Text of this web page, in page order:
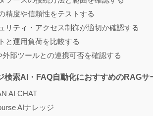
精度や信頼性をテストする
リティ・アクセス制御が適切か確認する
と運用負荷を比較する
外部ツールとの連携可否を確認する
検索AI・FAQ自動化におすすめのRAGサ
AI CHAT
AIナレッジ